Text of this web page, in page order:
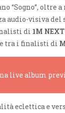
“Sogno”, oltre
audio-visiva del
di 1M NEXT
tra i finalisti di
live album
eclettica e